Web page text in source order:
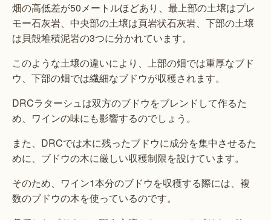
畑の高低差が50メートルほどあり、最上部の土壌はプレ
モー石灰岩、中央部の土壌は頁岩状石灰岩、下部の土壌
は貝殻堆積泥岩の3つに分かれています。
このような土壌の違いにより、上部の畑では重厚なブド
ウ、下部の畑では繊細なブドウが収穫されます。
DRCラターシュは双方のブドウをブレンドして作るた
め、ワインの味にも影響するのでしょう。
また、DRCでは木に残ったブドウに成分を集中させるた
めに、ブドウの木に厳しい収穫制限を設けています。
そのため、ワイン1本分のブドウを収穫する際には、複
数のブドウの木を使っているのです。